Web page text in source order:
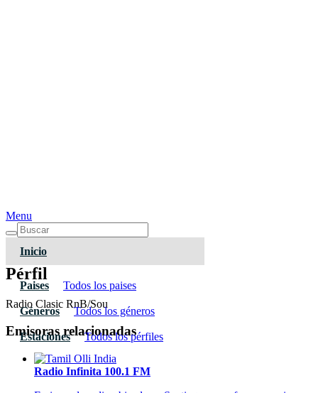
Menu
Inicio
Paises Todos los paises
Géneros Todos los géneros
Estaciones Todos los pérfiles
Pérfil
Radio Clasic RnB/Sou
Emisoras relacionadas
Radio Infinita 100.1 FM